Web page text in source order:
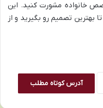
خانواده مشورت کنید. این
بهترین تصمیم رو بگیرید و از
آدرس کوتاه مطلب